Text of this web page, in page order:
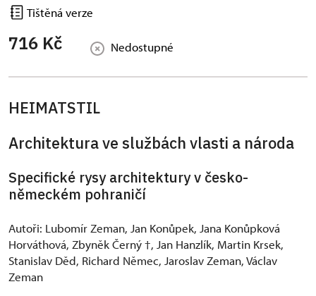
Tištěná verze
716 Kč Nedostupné
HEIMATSTIL
Architektura ve službách vlasti a národa
Specifické rysy architektury v česko-
německém pohraničí
Autoři: Lubomír Zeman, Jan Konůpek, Jana Konůpková
Horváthová, Zbyněk Černý †, Jan Hanzlík, Martin Krsek,
Stanislav Děd, Richard Němec, Jaroslav Zeman, Václav
Zeman